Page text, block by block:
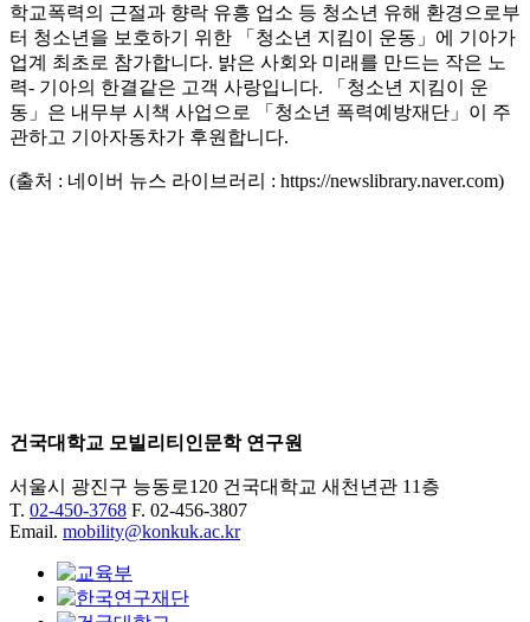
학교폭력의 근절과 향락 유흥 업소 등 청소년 유해 환경으로부
터 청소년을 보호하기 위한 「청소년 지킴이 운동」에 기아가
업계 최초로 참가합니다. 밝은 사회와 미래를 만드는 작은 노
력- 기아의 한결같은 고객 사랑입니다. 「청소년 지킴이 운
동」은 내무부 시책 사업으로 「청소년 폭력예방재단」이 주
관하고 기아자동차가 후원합니다.
(출처 : 네이버 뉴스 라이브러리 : https://newslibrary.naver.com)
건국대학교 모빌리티인문학 연구원
서울시 광진구 능동로120 건국대학교 새천년관 11층
T. 02-450-3768 F. 02-456-3807
Email. mobility@konkuk.ac.kr